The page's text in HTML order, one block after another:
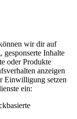
wir dir auf
gesponserte Inhalte
oder Produkte
anzeigen
Einwilligung setzen
ein: